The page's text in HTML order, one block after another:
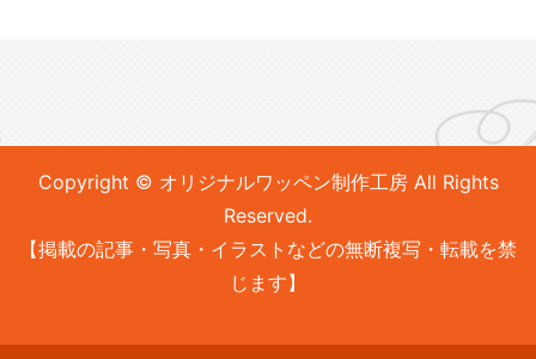
Copyright © オリジナルワッペン制作工房 All Rights
Reserved.
【掲載の記事・写真・イラストなどの無断複写・転載を禁
じます】